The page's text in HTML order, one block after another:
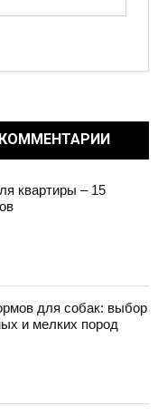
КОММЕНТАРИИ
квартиры – 15
для собак: выбор
и мелких пород